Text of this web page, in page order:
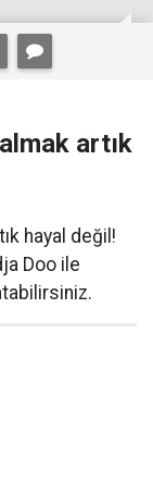
artık
hayal değil!
Doo ile